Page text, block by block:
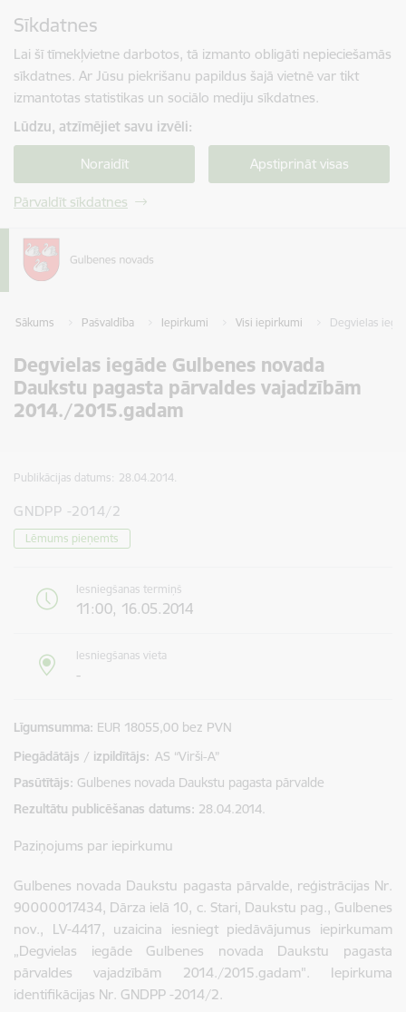
Sīkdatnes
Lai šī tīmekļvietne darbotos, tā izmanto obligāti nepieciešamās
sīkdatnes. Ar Jūsu piekrišanu papildus šajā vietnē var tikt
izmantotas statistikas un sociālo mediju sīkdatnes.
Lūdzu, atzīmējiet savu izvēli:
Noraidīt Apstiprināt visas
Pārvaldīt sīkdatnes
Sākums Pašvaldība Iepirkumi Visi iepirkumi Degvielas
Degvielas iegāde Gulbenes novada
Daukstu pagasta pārvaldes vajadzībām
2014./2015.gadam
Publikācijas datums: 28.04.2014.
GNDPP -2014/2
Lēmums pieņemts
Iesniegšanas termiņš
11:00, 16.05.2014
Iesniegšanas vieta
-
Līgumsumma EUR 18055,00 bez PVN
Piegādātājs / izpildītājs: AS “Virši-A”
Pasūtītājs Gulbenes novada Daukstu pagasta pārvalde
Rezultātu publicēšanas datums 28.04.2014.
Paziņojums par iepirkumu
Gulbenes novada Daukstu pagasta pārvalde, reģistrācijas Nr.
90000017434, Dārza ielā 10, c. Stari, Daukstu pag., Gulbenes
nov., LV-4417, uzaicina iesniegt piedāvājumus iepirkumam
„Degvielas iegāde Gulbenes novada Daukstu pagasta
pārvaldes vajadzībām 2014./2015.gadam". Iepirkuma
identifikācijas Nr. GNDPP -2014/2.